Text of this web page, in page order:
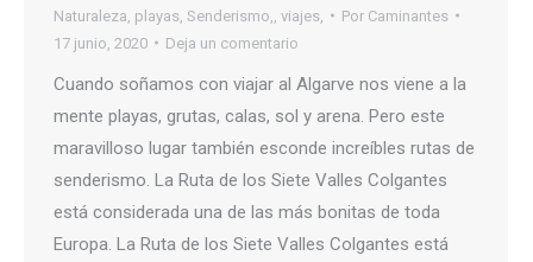
Naturaleza playas Senderismo, viajes, Por Caminantes
17 junio, 2020
Deja un comentario
Cuando soñamos con viajar al Algarve nos viene a la
mente playas, grutas, calas, sol y arena. Pero este
maravilloso lugar también esconde increíbles rutas de
senderismo. La Ruta de los Siete Valles Colgantes
está considerada una de las más bonitas de toda
Europa. La Ruta de los Siete Valles Colgantes está